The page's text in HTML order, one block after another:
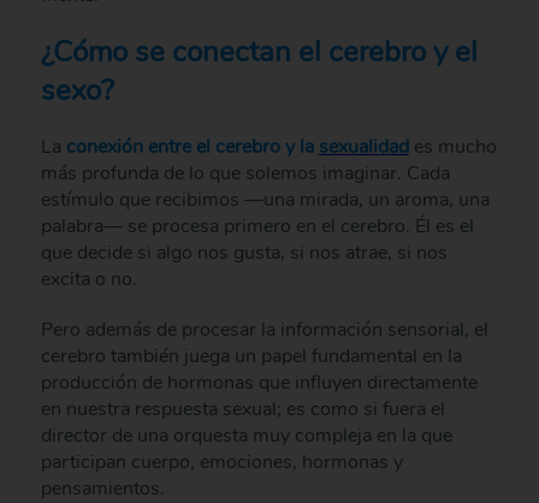
¿Cómo se conectan el cerebro y el
sexo?
La conexión entre el cerebro y la sexualidades mucho
más profunda de lo que solemos imaginar. Cada
estímulo que recibimos —una mirada, un aroma, una
palabra— se procesa primero en el cerebro. Él es el
que decide si algo nos gusta, si nos atrae, si nos
excita o no.
Pero además de procesar la información sensorial, el
cerebro también juega un papel fundamental en la
producción de hormonas que influyen directamente
en nuestra respuesta sexual; es como si fuera el
director de una orquesta muy compleja en la que
participan cuerpo, emociones, hormonas y
pensamientos.